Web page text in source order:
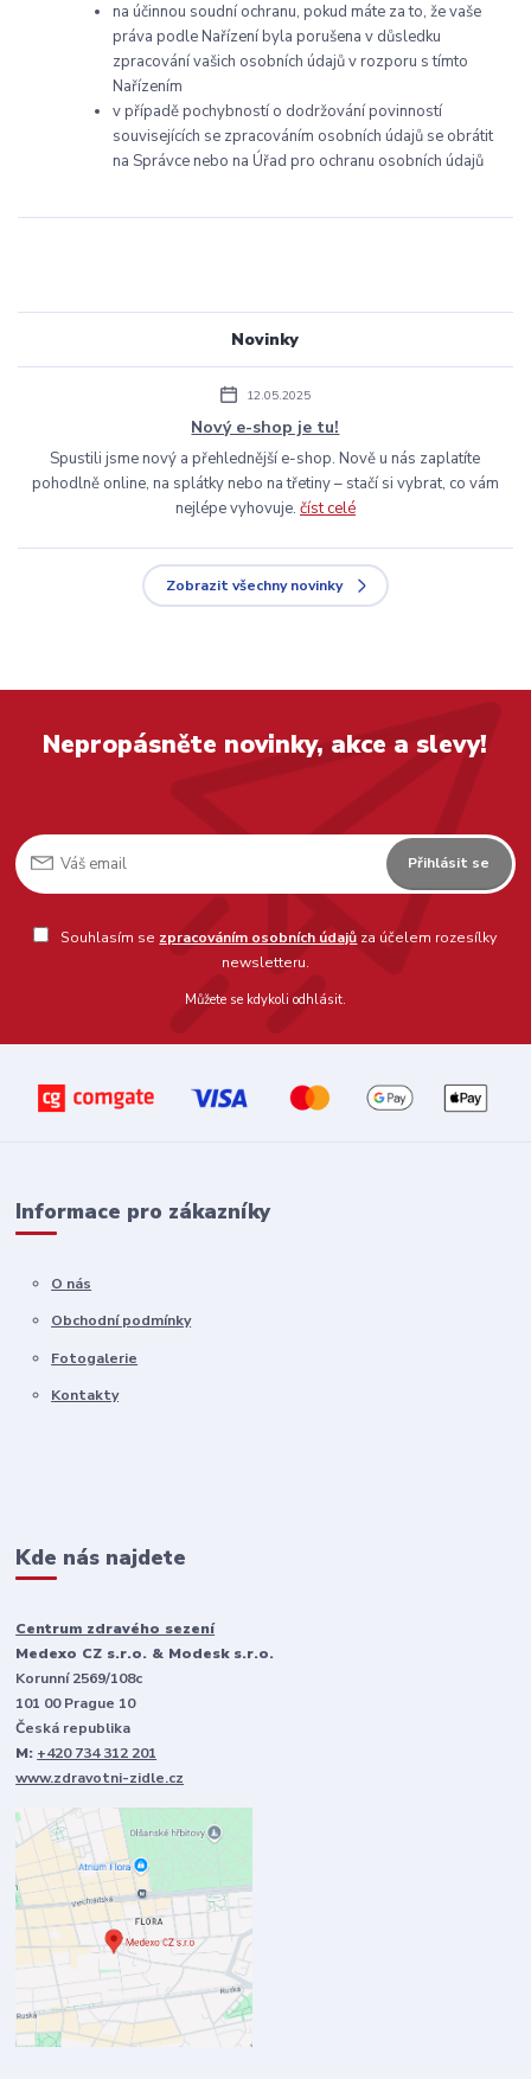
Novinky
12.05.2025
Nový e-shop je tu!
Spustili jsme nový a přehlednější e-shop. Nově u nás zaplatíte
pohodlně online, na splátky nebo na třetiny – stačí si vybrat, co vám
nejlépe vyhovuje. číst celé
Zobrazit všechny novinky
na účinnou soudní ochranu, pokud máte za to, že vaše
práva podle Nařízení byla porušena v důsledku
zpracování vašich osobních údajů v rozporu s tímto
Nařízením
v případě pochybností o dodržování povinností
souvisejících se zpracováním osobních údajů se obrátit
na Správce nebo na Úřad pro ochranu osobních údajů
Nepropásněte novinky, akce a slevy!
Přihlásit se
Souhlasím se zpracováním osobních údajů za účelem rozesílky
newsletteru.
Můžete se kdykoli odhlásit.
Informace pro zákazníky
O nás
Obchodní podmínky
Fotogalerie
Kontakty
Kde nás najdete
Centrum zdravého sezení
Medexo CZ s.r.o. & Modesk s.r.o.
Korunní 2569/108c
101 00 Prague 10
Česká republika
M: +420 734 312 201
www.zdravotni-zidle.cz